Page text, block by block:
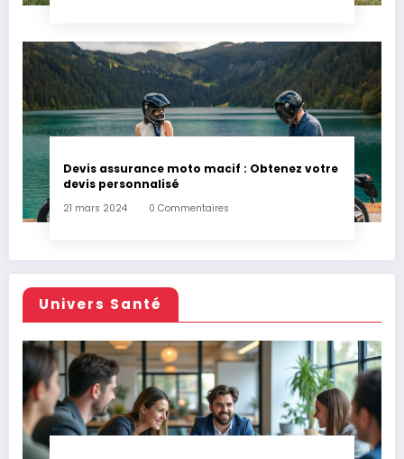
Devis assurance moto macif : Obtenez votre
devis personnalisé
21 mars 2024 0 Commentaires
Univers Santé